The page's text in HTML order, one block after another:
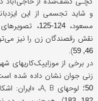
مسعود،124-125 ،
نقش رقصندگان زن را نیز
46, 59
).
در برخی از موزاییک‌کاریهای
زنی جوان نشان داده شده
50؛
لوحهای A, B، « ایران: